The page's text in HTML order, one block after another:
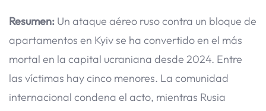
Resumen: Un ataque aéreo ruso contra un bloque de
apartamentos en Kyiv se ha convertido en el más
mortal en la capital ucraniana desde 2024. Entre
las víctimas hay cinco menores. La comunidad
internacional condena el acto, mientras Rusia